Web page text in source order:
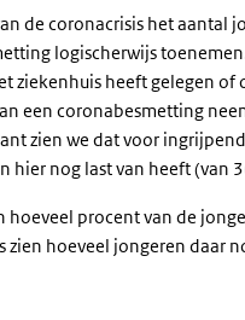
de coronacrisis het
logischerwijs
ziekenhuis heeft gelegen
een coronabesmetting
zien we dat voor
hier nog last van heeft
hoeveel procent van de
zien hoeveel jongeren daar